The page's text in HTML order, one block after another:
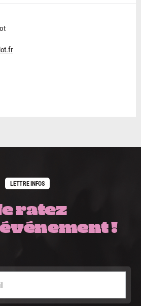
LETTRE INFOS
ratez
!